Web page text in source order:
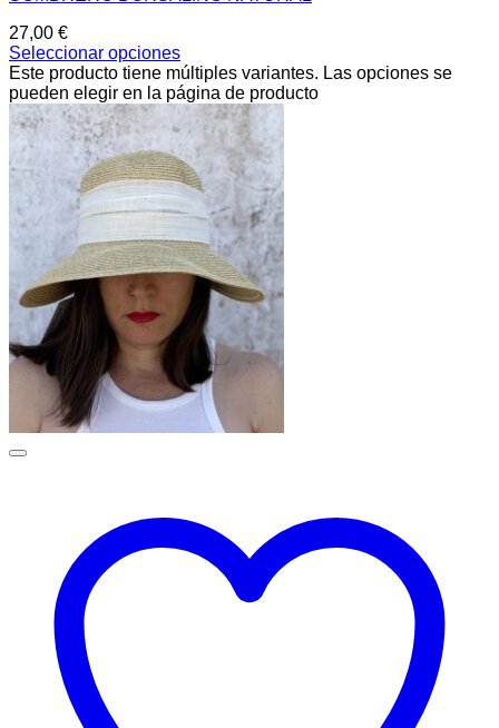
27,00 €
Seleccionar opciones
Este producto tiene múltiples variantes. Las opciones se
pueden elegir en la página de producto